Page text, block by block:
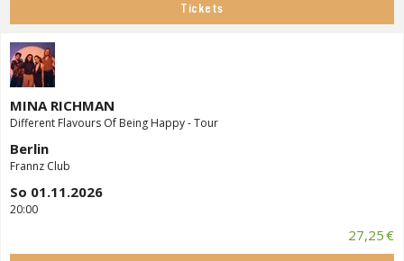
Tickets
MINA RICHMAN
Different Flavours Of Being Happy - Tour
Berlin
Frannz Club
So 01.11.2026
20:00
27,25 €